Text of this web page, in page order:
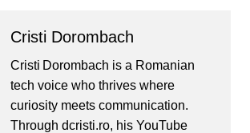
Cristi Dorombach
Cristi Dorombach is a Romanian
tech voice who thrives where
curiosity meets communication.
Through dcristi.ro, his YouTube